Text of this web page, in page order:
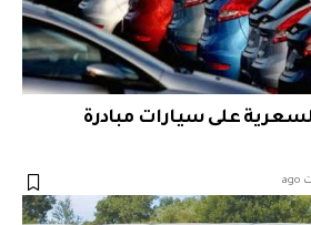
على سيارات مبادرة